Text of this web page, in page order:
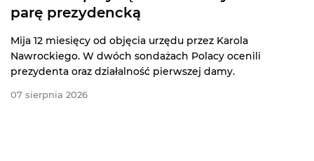
parę prezydencką
Mija 12 miesięcy od objęcia urzędu przez Karola
Nawrockiego. W dwóch sondażach Polacy ocenili
prezydenta oraz działalność pierwszej damy.
07 sierpnia 2026